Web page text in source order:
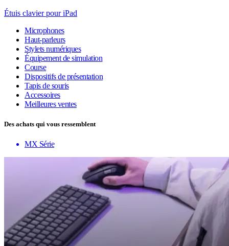
Étuis clavier pour iPad
Microphones
Haut-parleurs
Stylets numériques
Équipement de simulation
Course
Dispositifs de présentation
Tapis de souris
Accessoires
Meilleures ventes
Des achats qui vous ressemblent
MX Série